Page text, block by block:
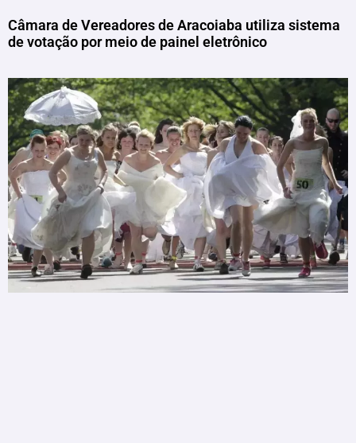
Câmara de Vereadores de Aracoiaba utiliza sistema
de votação por meio de painel eletrônico